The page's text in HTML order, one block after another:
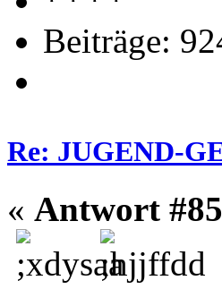
Beiträge:
Re: JUGEND-
« Antwort